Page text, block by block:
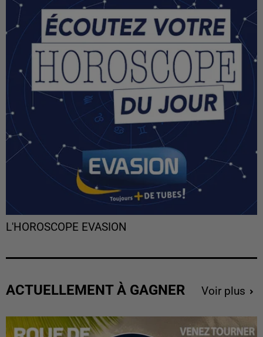
L'HOROSCOPE EVASION
ACTUELLEMENT À GAGNER Voir plus